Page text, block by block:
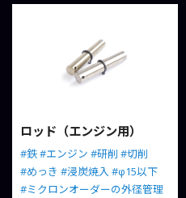
ロッド（エンジン用）
#鉄#エンジン #研削 #切削
#めっき #浸炭焼入 #φ15以下
#ミクロンオーダーの外径管理